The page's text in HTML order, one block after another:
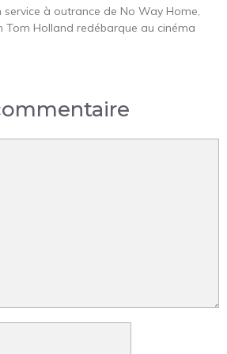
à outrance de No Way Home,
Tom Holland redébarque au cinéma